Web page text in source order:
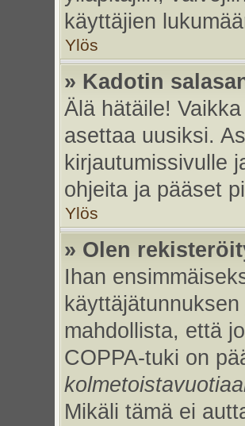
käyttäjien
Ylös
» Kadotin
Älä hätäile!
asettaa uusiksi.
kirjautumissivulle
ohjeita ja pääset
Ylös
» Olen
Ihan
mahdollista, että
COPPA-tuki on
Mikäli tämä ei